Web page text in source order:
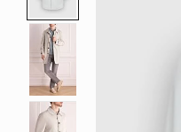
галереї
зображень